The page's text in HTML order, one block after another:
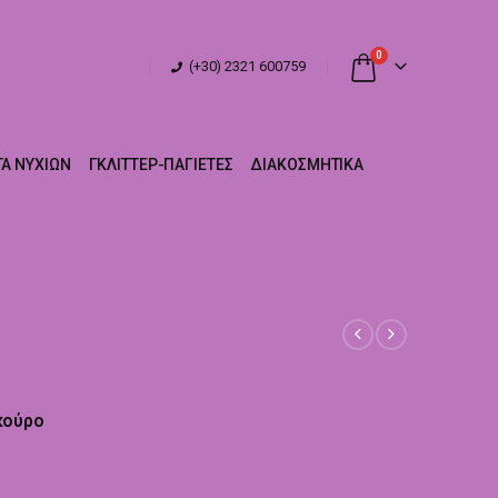
(+30) 2321 600759
0
ΝΥΧΙΏΝ ΓΚΛΊΤΤΕΡ-ΠΑΓΙΈΤΕΣ ΔΙΑΚΟΣΜΗΤΙΚΆ